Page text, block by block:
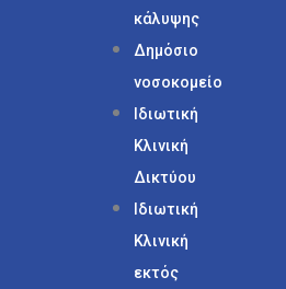
κάλυψης
Δημόσιο
νοσοκομείο
Ιδιωτική
Κλινική
Δικτύου
Ιδιωτική
Κλινική
εκτός